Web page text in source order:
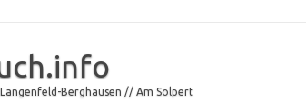
Langenfeld-Berghausen // Am Solpert